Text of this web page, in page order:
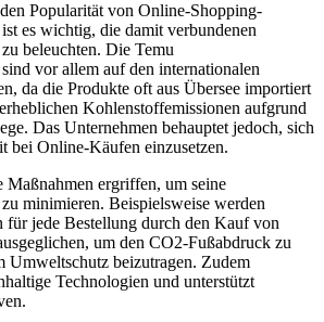
Popularität von Online-Shopping-
es wichtig, die damit verbundenen
beleuchten. Die Temu
vor allem auf den internationalen
da die Produkte oft aus Übersee importiert
Kohlenstoffemissionen aufgrund
Das Unternehmen behauptet jedoch, sich
bei Online-Käufen einzusetzen.
Maßnahmen ergriffen, um seine
minimieren. Beispielsweise werden
für jede Bestellung durch den Kauf von
um den CO2-Fußabdruck zu
Umweltschutz beizutragen. Zudem
Technologien und unterstützt